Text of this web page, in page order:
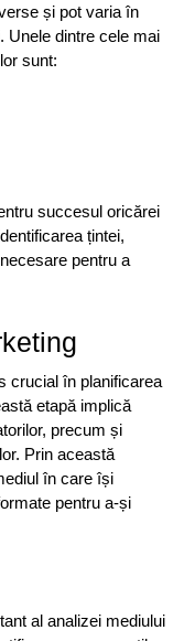
și pot varia în
Unele dintre cele mai
sunt:
succesul oricărei
țintei,
pentru a
crucial în planificarea
etapă implică
precum și
Prin această
în care își
pentru a-și
al analizei mediului